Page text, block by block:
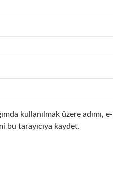
kullanılmak üzere adımı, e-
bu tarayıcıya kaydet.